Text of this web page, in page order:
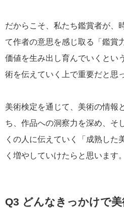
だからこそ、私たち鑑賞者が、
て作者の意思を感じ取る「鑑賞
価値を生み出し育んでいくとい
術を伝えていく上で重要だと思
美術検定を通じて、美術の情報
ち、作品への洞察力を深め、そ
くの人に伝えていく「成熟した
く増やしていけたらと思います。
Q3 どんなきっかけで